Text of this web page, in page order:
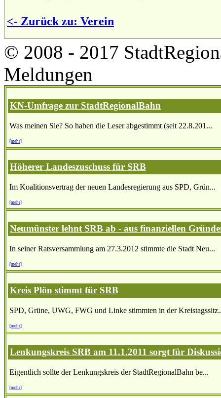
<- Zurück zu: Verein
© 2008 - 2017
Meldungen
KN-Umfrage zur StadtRegionalBahn
Was meinen Sie? So haben die Leser abgestimmt (seit 22.8.201...
[mehr]
Höherer Landeszuschuss für SRB
Im Koalitionsvertrag der neuen Landesregierung aus SPD, Grün...
[mehr]
Neumünster lehnt SRB ab - aus finanziellen
In seiner Ratsversammlung am 27.3.2012 stimmte die Stadt Neu...
[mehr]
Kreis Plön stimmt für SRB
SPD, Grüne, UWG, FWG und Linke stimmten in der
[mehr]
Lenkungskreis SRB am 11.1.2011 sorgt für
Eigentlich sollte der Lenkungskreis der StadtRegionalBahn be...
[mehr]